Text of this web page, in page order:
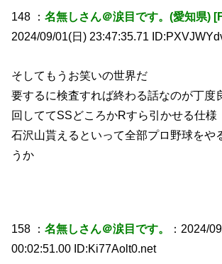
148 ：名無しさん＠涙目です。(愛知県)
2024/09/01(日) 23:47:35.71
そしてもうお笑いの世界だ
要するに検査すれば終わる話なのが丁度
回しててSSどころかRすら引かせる仕様
石沢山貰えるといって全部プロ野球をや
うか
158 ：名無しさん＠涙目です。
：2024/
00:02:51.00 ID:Ki77Aolt0.net